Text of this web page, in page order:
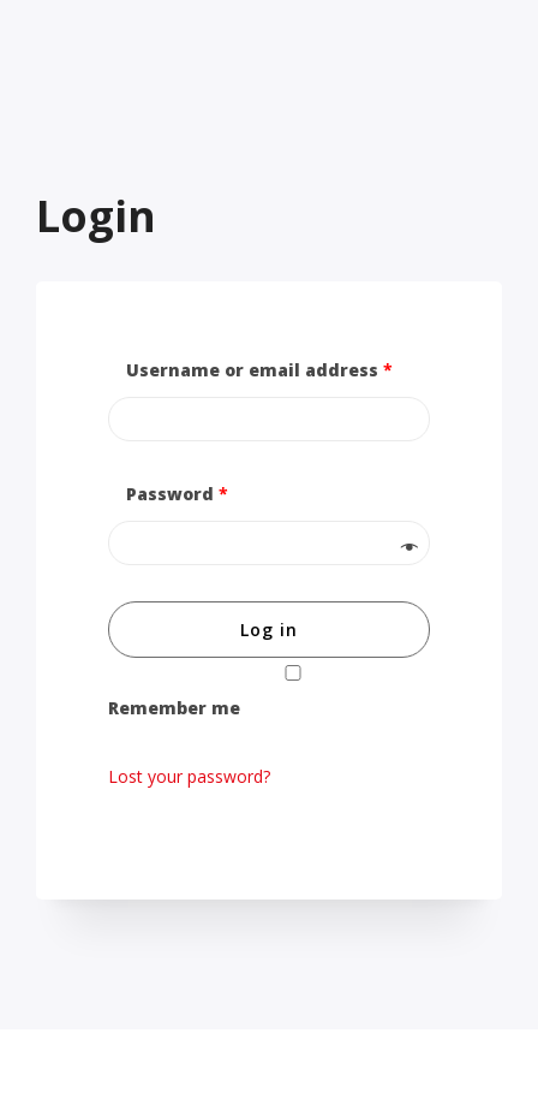
Login
Username or email address *
Password *
Log in
Remember me
Lost your password?